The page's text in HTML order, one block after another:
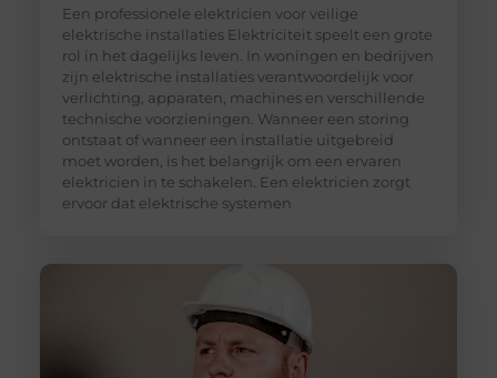
Een professionele elektricien voor veilige
elektrische installaties Elektriciteit speelt een grote
rol in het dagelijks leven. In woningen en bedrijven
zijn elektrische installaties verantwoordelijk voor
verlichting, apparaten, machines en verschillende
technische voorzieningen. Wanneer een storing
ontstaat of wanneer een installatie uitgebreid
moet worden, is het belangrijk om een ervaren
elektricien in te schakelen. Een elektricien zorgt
ervoor dat elektrische systemen